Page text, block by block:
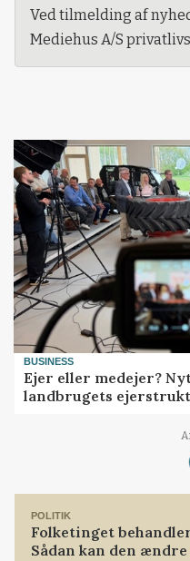
Ved tilmelding af
Mediehus A/S
BUSINESS
Ejer eller medejer?
landbrugets
POLITIK
Folketinget
Sådan kan den